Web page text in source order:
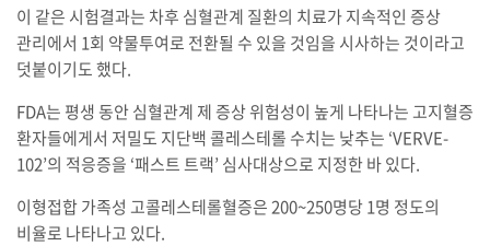
이 같은 시험결과는 차후 심혈관계 질환의 치료가 지속적인 증상
관리에서 1회 약물투여로 전환될 수 있을 것임을 시사하는 것이라고
덧붙이기도 했다.
FDA는 평생 동안 심혈관계 제 증상 위험성이 높게 나타나는 고지혈증
환자들에게서 저밀도 지단백 콜레스테롤 수치는 낮추는 ‘VERVE-
102’의 적응증을 ‘패스트 트랙’ 심사대상으로 지정한 바 있다.
이형접합 가족성 고콜레스테롤혈증은 200~250명당 1명 정도의
비율로 나타나고 있다.